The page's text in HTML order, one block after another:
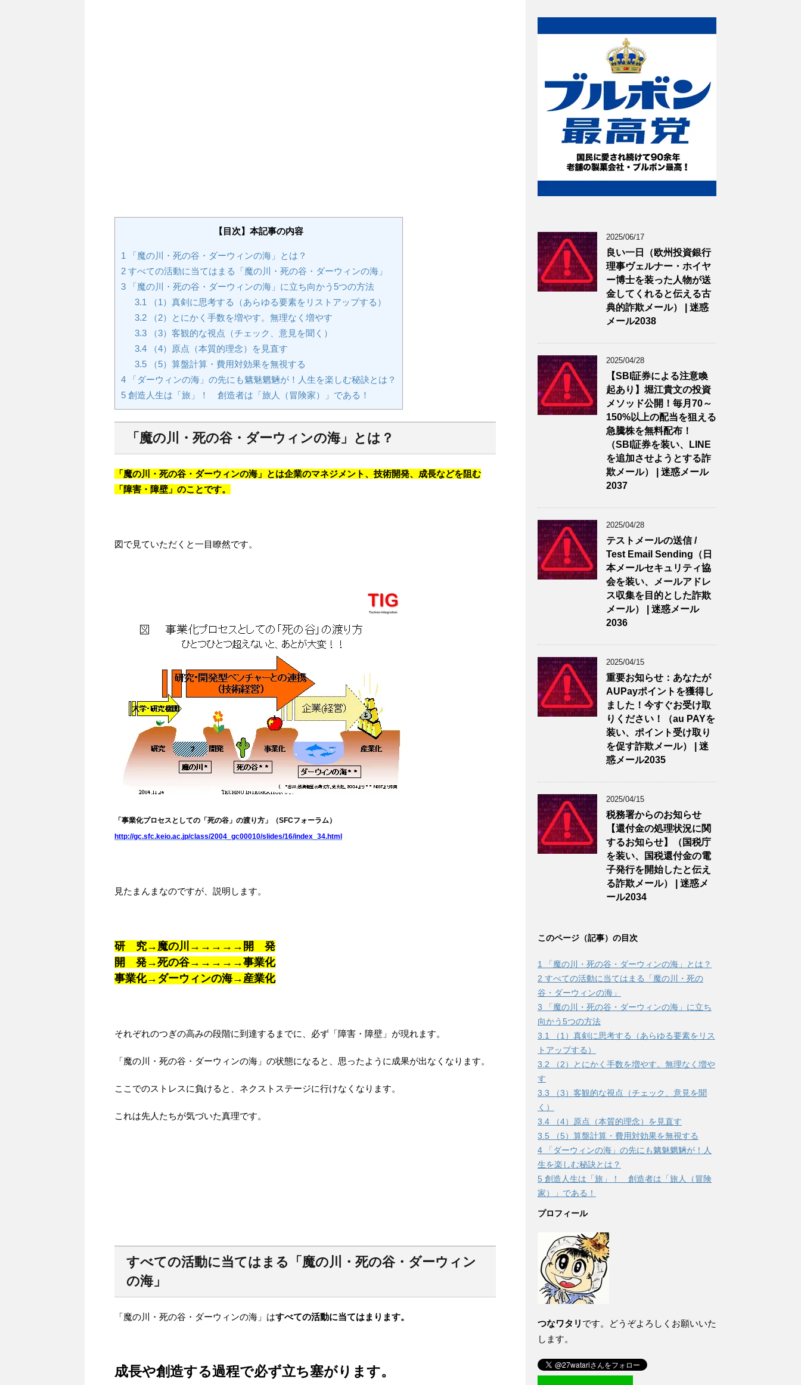
【目次】本記事の内容
1
「魔の川・死の谷・ダーウィンの海」とは？
2 すべての活動に当てはまる「魔の川・死の谷・ダーウィンの海」
3 「魔の川・死の谷・ダーウィンの海」に立ち向かう5つの方法
3.1 （1）真剣に思考する（あらゆる要素をリストアップする）
3.2（2）とにかく手数を増やす。無理なく増やす
3.3（3）客観的な視点（チェック、意見を聞く）
3.4（4）原点（本質的理念）を見直す
3.5（5）算盤計算・費用対効果を無視する
4 「ダーウィンの海」の先にも魑魅魍魎が！人生を楽しむ秘訣とは？
5 創造人生は「旅」！ 創造者は「旅人（冒険家）」である！
「魔の川・死の谷・ダーウィンの海」とは？
「魔の川・死の谷・ダーウィンの海」とは企業のマネジメント、技術開発、成長などを阻む
「障害・障壁」のことです。
図で見ていただくと一目瞭然です。
「事業化プロセスとしての「死の谷」の渡り方」（SFCフォーラム）
http://gc.sfc.keio.ac.jp/class/2004_gc00010/slides/16/index_34.html
見たまんまなのですが、説明します。
研 究→魔の川→→→→→開 発
開 発→死の谷→→→→→事業化
事業化→ダーウィンの海→産業化
それぞれのつぎの高みの段階に到達するまでに、必ず「障害・障壁」が現れます。
「魔の川・死の谷・ダーウィンの海」の状態になると、思ったように成果が出なくなります。
ここでのストレスに負けると、ネクストステージに行けなくなります。
これは先人たちが気づいた真理です。
すべての活動に当てはまる「魔の川・死の谷・ダーウィン
の海」
「魔の川・死の谷・ダーウィンの海」はすべての活動に当てはまります。
成長や創造する過程で必ず立ち塞がります。
2025/06/17
良い一日（欧州投資銀行
理事ヴェルナー・ホイヤ
ー博士を装った人物が送
金してくれると伝える古
典的詐欺メール） | 迷惑
メール2038
2025/04/28
【SBI証券による注意喚
起あり】堀江貴文の投資
メソッド公開！毎月70～
150%以上の配当を狙える
急騰株を無料配布！
（SBI証券を装い、LINE
を追加させようとする詐
欺メール） | 迷惑メール
2037
2025/04/28
テストメールの送信 /
Test Email Sending（日
本メールセキュリティ協
会を装い、メールアドレ
ス収集を目的とした詐欺
メール） | 迷惑メール
2036
2025/04/15
重要お知らせ：あなたが
AUPayポイントを獲得し
ました！今すぐお受け取
りください！（au PAYを
装い、ポイント受け取り
を促す詐欺メール） | 迷
惑メール2035
2025/04/15
税務署からのお知らせ
【還付金の処理状況に関
するお知らせ】（国税庁
を装い、国税還付金の電
子発行を開始したと伝え
る詐欺メール） | 迷惑メ
ール2034
このページ（記事）の目次
1
「魔の川・死の谷・ダーウィンの海」とは？
2 すべての活動に当てはまる「魔の川・死の
谷・ダーウィンの海」
3 「魔の川・死の谷・ダーウィンの海」に立ち
向かう5つの方法
3.1
（1）真剣に思考する（あらゆる要素をリス
トアップする）
3.2 （2）とにかく手数を増やす。無理なく増や
す
3.3 （3）客観的な視点（チェック、意見を聞
く）
3.4 （4）原点（本質的理念）を見直す
3.5 （5）算盤計算・費用対効果を無視する
4 「ダーウィンの海」の先にも魑魅魍魎が！人
生を楽しむ秘訣とは？
5 創造人生は「旅」！ 創造者は「旅人（冒険
家）」である！
プロフィール
つなワタリ です。どうぞよろしくお願いいた
します。